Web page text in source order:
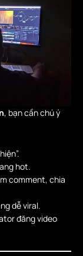
, bạn cần chú ý
hot.
comment, chia
dễ viral.
đăng video